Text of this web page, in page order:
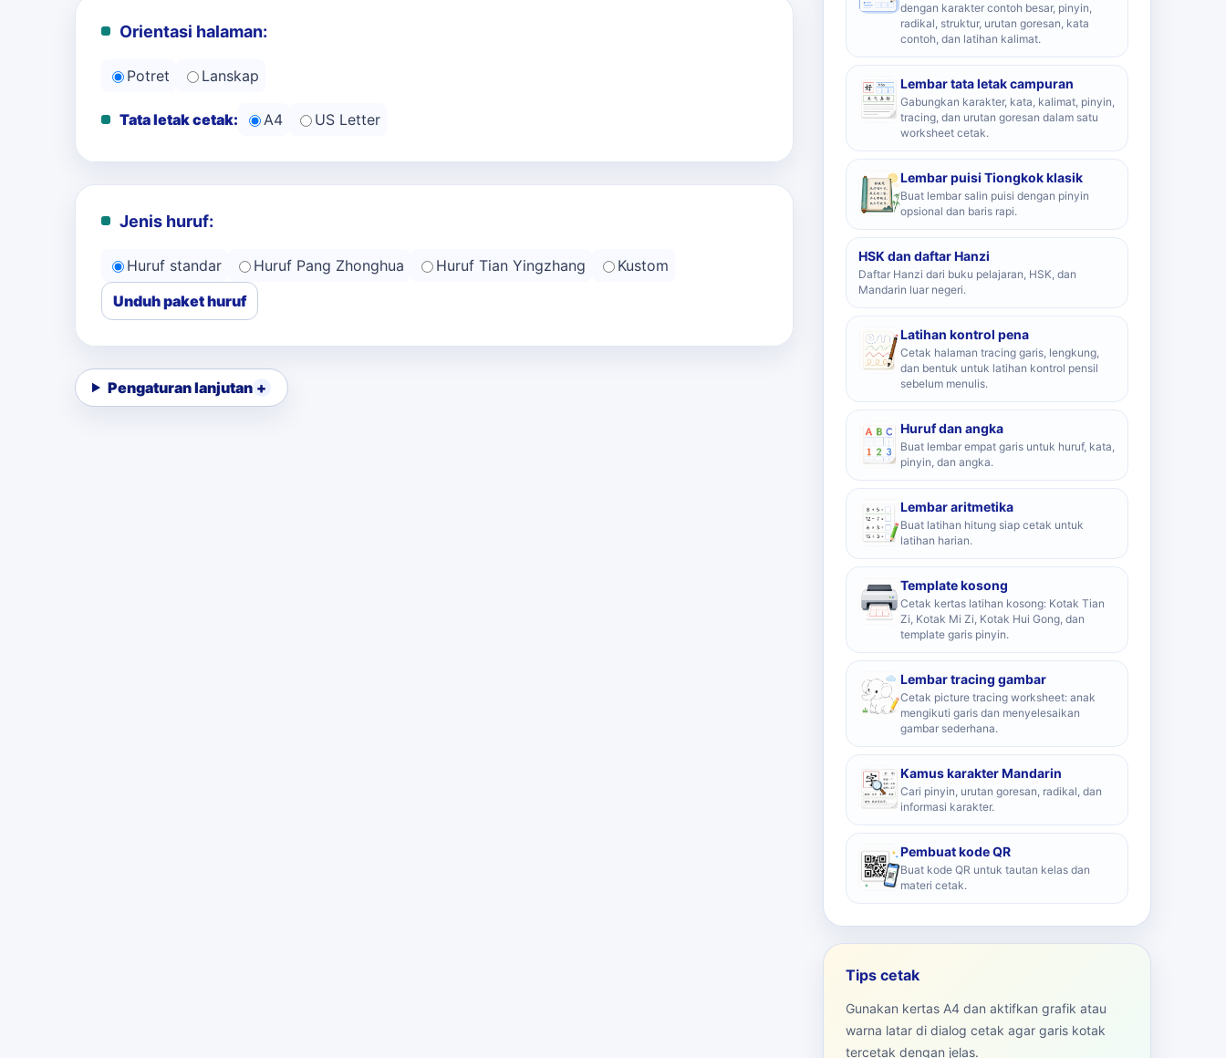
Orientasi halaman:
Potret Lanskap
Tata letak cetak: A4 US Letter
Jenis huruf:
Huruf standar Huruf Pang Zhonghua Huruf Tian Yingzhang
Kustom
Unduh paket huruf
Pengaturan lanjutan
dengan karakter contoh besar, pinyin,
radikal, struktur, urutan goresan, kata
contoh, dan latihan kalimat.
Lembar tata letak campuran
Gabungkan karakter, kata, kalimat, pinyin,
tracing, dan urutan goresan dalam satu
worksheet cetak.
Lembar puisi Tiongkok klasik
Buat lembar salin puisi dengan pinyin
opsional dan baris rapi.
HSK dan daftar Hanzi
Daftar Hanzi dari buku pelajaran, HSK, dan
Mandarin luar negeri.
Latihan kontrol pena
Cetak halaman tracing garis, lengkung,
dan bentuk untuk latihan kontrol pensil
sebelum menulis.
Huruf dan angka
Buat lembar empat garis untuk huruf, kata,
pinyin, dan angka.
Lembar aritmetika
Buat latihan hitung siap cetak untuk
latihan harian.
Template kosong
Cetak kertas latihan kosong: Kotak Tian
Zi, Kotak Mi Zi, Kotak Hui Gong, dan
template garis pinyin.
Lembar tracing gambar
Cetak picture tracing worksheet: anak
mengikuti garis dan menyelesaikan
gambar sederhana.
Kamus karakter Mandarin
Cari pinyin, urutan goresan, radikal, dan
informasi karakter.
Pembuat kode QR
Buat kode QR untuk tautan kelas dan
materi cetak.
Tips cetak
Gunakan kertas A4 dan aktifkan grafik atau
warna latar di dialog cetak agar garis kotak
tercetak dengan jelas.